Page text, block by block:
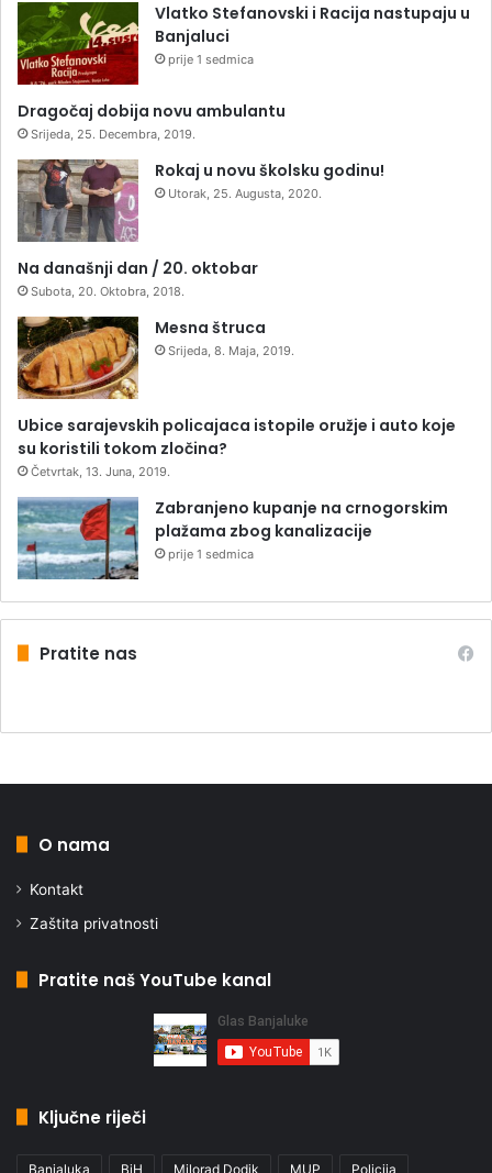
Vlatko Stefanovski i Racija nastupaju u
Banjaluci
prije 1 sedmica
Dragočaj dobija novu ambulantu
Srijeda, 25. Decembra, 2019.
Rokaj u novu školsku godinu!
Utorak, 25. Augusta, 2020.
Na današnji dan / 20. oktobar
Subota, 20. Oktobra, 2018.
Mesna štruca
Srijeda, 8. Maja, 2019.
Ubice sarajevskih policajaca istopile oružje i auto koje
su koristili tokom zločina?
Četvrtak, 13. Juna, 2019.
Zabranjeno kupanje na crnogorskim
plažama zbog kanalizacije
prije 1 sedmica
Pratite nas
O nama
Kontakt
Zaštita privatnosti
Pratite naš YouTube kanal
Ključne riječi
Banjaluka BiH Milorad Dodik MUP Policija